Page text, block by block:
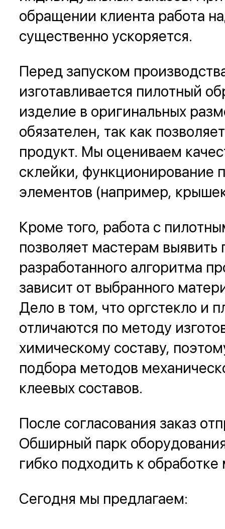
обращении клиента работа
существенно ускоряется.
Перед запуском
изготавливается пилотный
изделие в оригинальных
обязателен, так как
продукт. Мы оцениваем
склейки, функционирование
элементов (например,
Кроме того, работа с
позволяет мастерам выявить
разработанного алгоритма
зависит от выбранного
Дело в том, что оргстекло и
отличаются по методу
химическому составу,
подбора методов
клеевых составов.
После согласования заказ
Обширный парк
гибко подходить к
Сегодня мы предлагаем: